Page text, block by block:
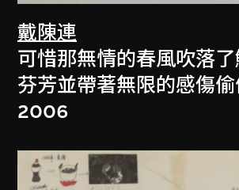
戴陳連
可惜那無情的春風吹落
芬芳並帶著無限的感傷
2006